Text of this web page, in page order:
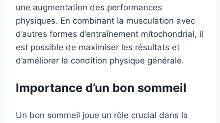
une augmentation des performances
physiques. En combinant la musculation avec
d’autres formes d’entraînement mitochondrial, il
est possible de maximiser les résultats et
d’améliorer la condition physique générale.
Importance d’un bon sommeil
Un bon sommeil joue un rôle crucial dans la